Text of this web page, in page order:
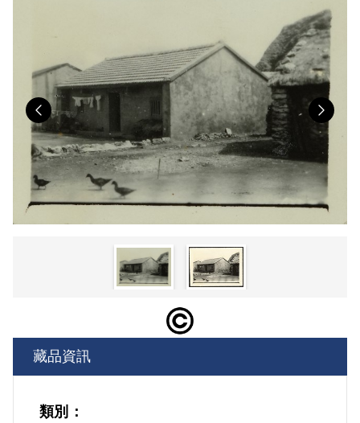
Previous
藏品資訊
類別：